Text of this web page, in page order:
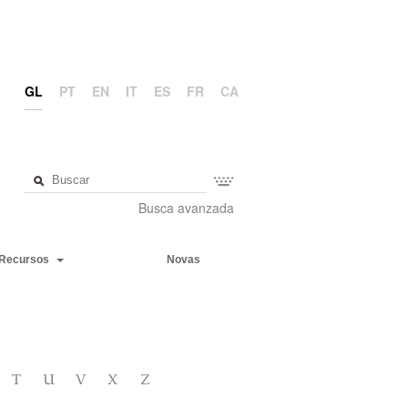
GL PT EN IT ES FR CA
Busca avanzada
Recursos Novas
T U V X Z